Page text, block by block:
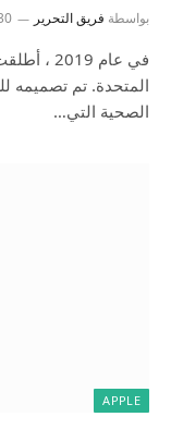
بواسطة فريق التحرير 30
المتحدة. تم تصميمه
الصحية التي…
APPLE